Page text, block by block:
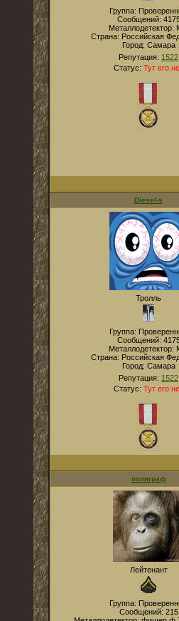
Группа:
Сообщений:
Металлодетектор:
Страна: Российская
Город: Самара
Репутация: 1522
Статус: Тут его
Diesel-s
Тролль
Группа:
Сообщений:
Металлодетектор:
Страна: Российская
Город: Самара
Репутация: 1522
Статус: Тут его
полиграф
Лейтенант
Группа:
Сообщений: 215